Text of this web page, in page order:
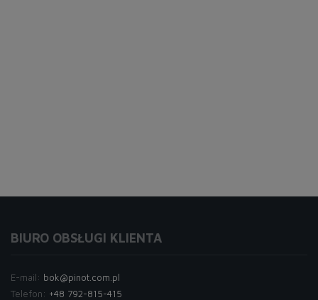
BIURO OBSŁUGI KLIENTA
E-mail: bok@pinot.com.pl
Telefon: +48 792-815-415